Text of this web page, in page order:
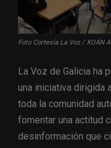
Foto Cortesía La Voz / XOÁN
La Voz de Galicia ha
una iniciativa dirigida
toda la comunidad
fomentar una actitud
desinformación que